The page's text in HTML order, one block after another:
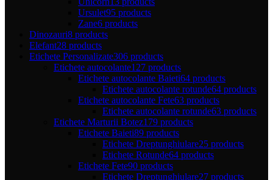
Ursulet95 products
Zane6 products
Dinozauri8 products
Elefant28 products
Etichete Personalizate306 products
Etichete autocolante127 products
Etichete autocolante Baieti64 products
Etichete autocolante rotunde64 products
Etichete autocolante Fete63 products
Etichete autocolante rotunde63 products
Etichete Marturii Botez179 products
Etichete Baieti89 products
Etichete Dreptunghiulare25 products
Etichete Rotunde64 products
Etichete Fete90 products
Etichete Dreptunghiulare27 products